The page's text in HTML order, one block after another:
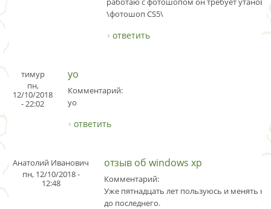
\фотошоп CS5\
ответить
тимур
пн,
12/10/2018
- 22:02
yo
Комментарий:
yo
ответить
Анатолий Иванович
пн, 12/10/2018 -
12:48
отзыв об windows xp
Комментарий:
Уже пятнадцать лет пользуюсь и менять
до последнего.